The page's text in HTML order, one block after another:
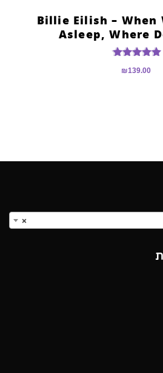
?Billie Eilish –
Asleep, Where
5.00
₪139.00
×